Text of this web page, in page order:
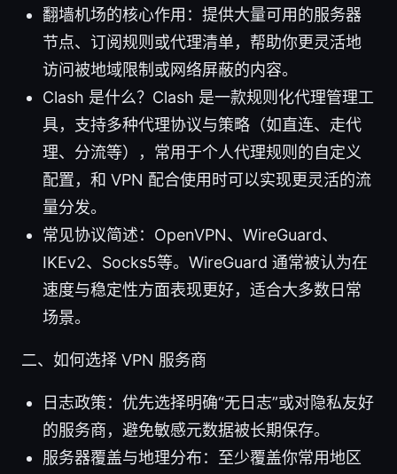
翻墙机场的核心作用：提供大量可用的服务器
节点、订阅规则或代理清单，帮助你更灵活地
访问被地域限制或网络屏蔽的内容。
Clash 是什么？Clash 是一款规则化代理管理工
具，支持多种代理协议与策略（如直连、走代
理、分流等），常用于个人代理规则的自定义
配置，和 VPN 配合使用时可以实现更灵活的流
量分发。
常见协议简述：OpenVPN、WireGuard、
IKEv2、Socks5等。WireGuard 通常被认为在
速度与稳定性方面表现更好，适合大多数日常
场景。
二、如何选择 VPN 服务商
日志政策：优先选择明确“无日志”或对隐私友好
的服务商，避免敏感元数据被长期保存。
服务器覆盖与地理分布：至少覆盖你常用地区